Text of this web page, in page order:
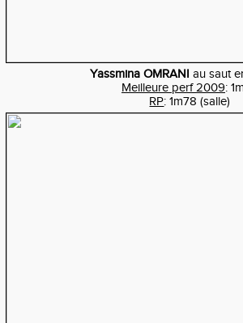
Yassmina OMRANI au saut
Meilleure perf 2009:
RP: 1m78 (salle)